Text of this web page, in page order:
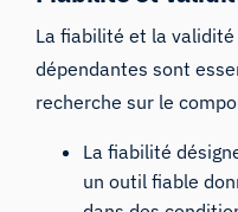
La fiabilité et la
dépendantes sont
recherche sur le
La fiabilité
un outil fiable